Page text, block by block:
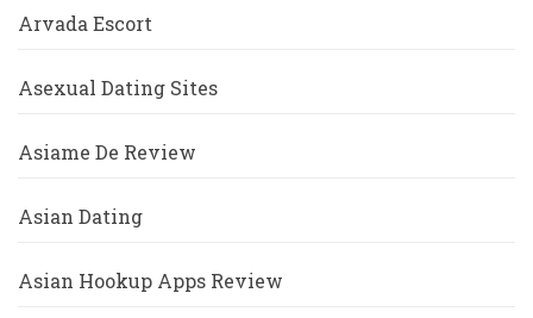
Arvada Escort
Asexual Dating Sites
Asiame De Review
Asian Dating
Asian Hookup Apps Review